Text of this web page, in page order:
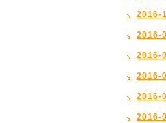
2016-
2016-
2016-
2016-
2016-
2016-